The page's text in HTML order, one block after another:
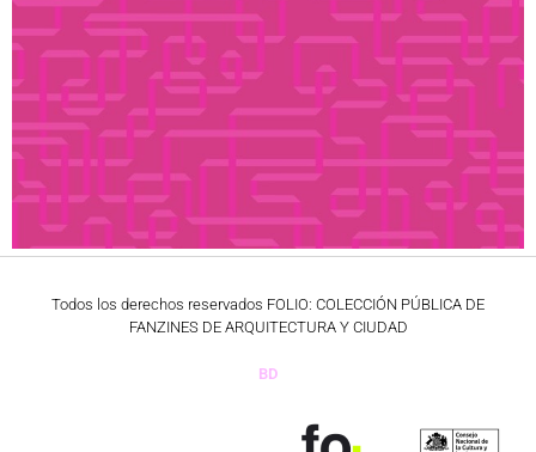
Todos los derechos reservados FOLIO: COLECCIÓN PÚBLICA DE
FANZINES DE ARQUITECTURA Y CIUDAD
BD